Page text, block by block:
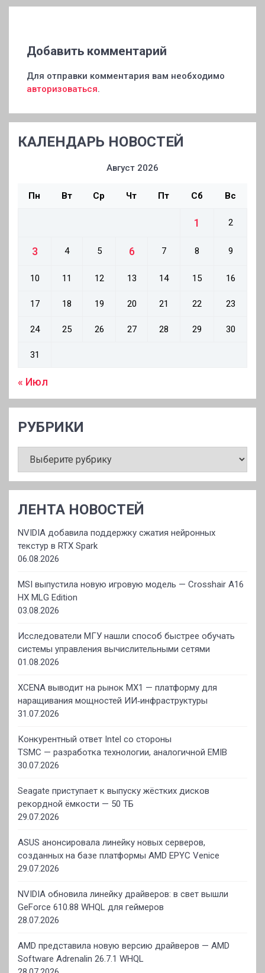
Добавить комментарий
Для отправки комментария вам необходимо
авторизоваться.
КАЛЕНДАРЬ НОВОСТЕЙ
Август 2026
Пн Вт Ср Чт Пт Сб Вс
1 2
3 4 5 6 7 8 9
10 11 12 13 14 15 16
17 18 19 20 21 22 23
24 25 26 27 28 29 30
31
« Июл
РУБРИКИ
ЛЕНТА НОВОСТЕЙ
NVIDIA добавила поддержку сжатия нейронных
текстур в RTX Spark
06.08.2026
MSI выпустила новую игровую модель — Crosshair A16
HX MLG Edition
03.08.2026
Исследователи МГУ нашли способ быстрее обучать
системы управления вычислительными сетями
01.08.2026
XCENA выводит на рынок MX1 — платформу для
наращивания мощностей ИИ‑инфраструктуры
31.07.2026
Конкурентный ответ Intel со стороны
TSMC — разработка технологии, аналогичной EMIB
30.07.2026
Seagate приступает к выпуску жёстких дисков
рекордной ёмкости — 50 ТБ
29.07.2026
ASUS анонсировала линейку новых серверов,
созданных на базе платформы AMD EPYC Venice
29.07.2026
NVIDIA обновила линейку драйверов: в свет вышли
GeForce 610.88 WHQL для геймеров
28.07.2026
AMD представила новую версию драйверов — AMD
Software Adrenalin 26.7.1 WHQL